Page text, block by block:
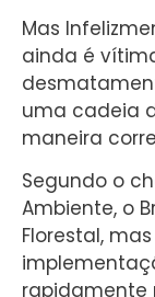
Mas
ainda é
uma cadeia
maneira
Segundo o
Ambiente, o
Florestal,
rapidamente